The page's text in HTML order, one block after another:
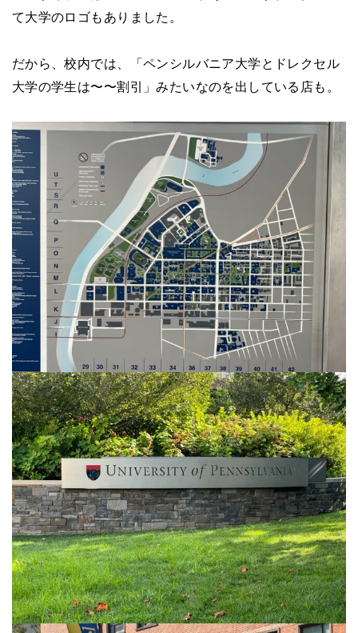
て大学のロゴもありました。
だから、校内では、「ペンシルバニア大学とドレクセル
大学の学生は〜〜割引」みたいなのを出している店も。